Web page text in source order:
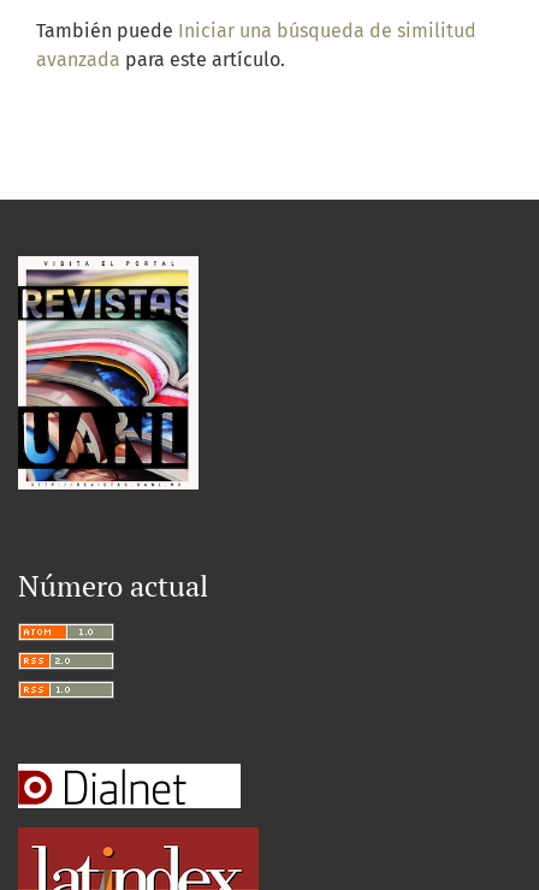
También puede Iniciar una búsqueda de similitud
avanzada para este artículo.
Número actual